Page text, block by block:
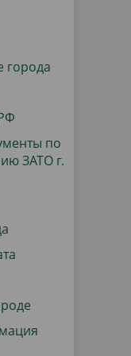
города
по
ЗАТО г.